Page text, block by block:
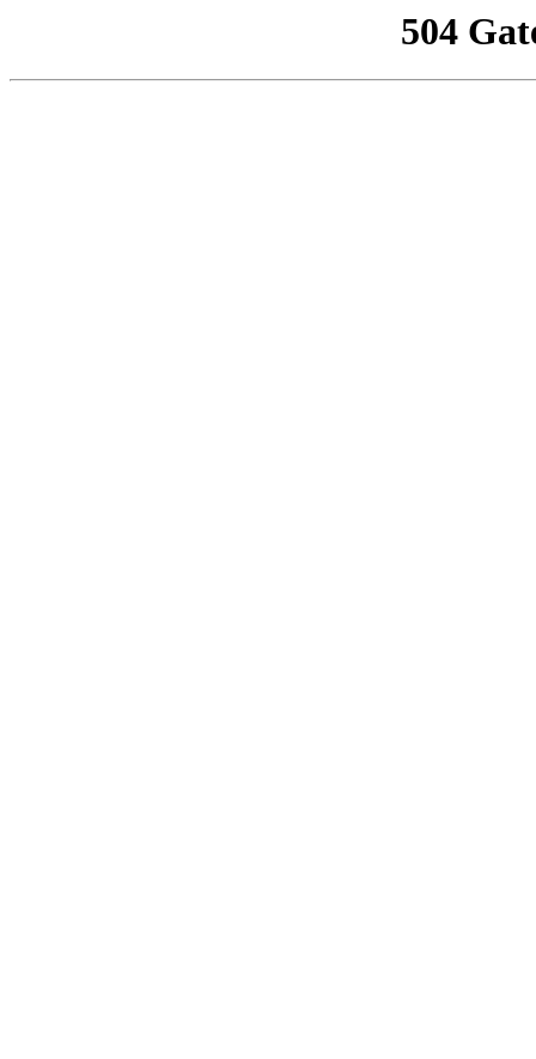
504